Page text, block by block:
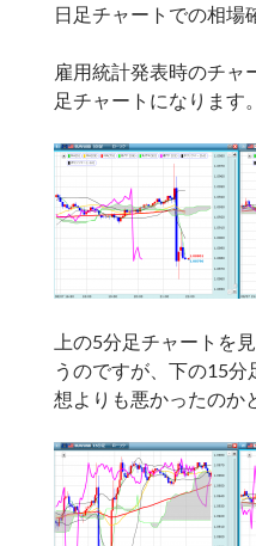
日足チャートでの相場
雇用統計発表時のチャ
足チャートになります。
上の5分足チャートを
うのですが、下の15
想よりも悪かったのか